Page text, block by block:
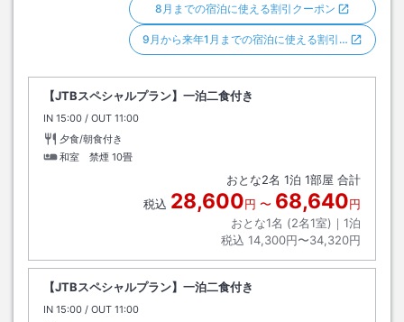
8月までの宿泊に使える割引クーポン
9月から来年1月までの宿泊に使える割引…
【JTBスペシャルプラン】一泊二食付き
IN チェックイン
15:00 / OUT チェックアウト
11:00
夕食/朝食付き
和室 禁煙 10畳
おとな2名 1泊 1部屋 合計
税込 28,600円 〜 68,640円
おとな1名 (2名1室)｜ 1泊
税込 14,300円〜34,320円
【JTBスペシャルプラン】一泊二食付き
IN チェックイン
15:00 / OUT チェックアウト
11:00